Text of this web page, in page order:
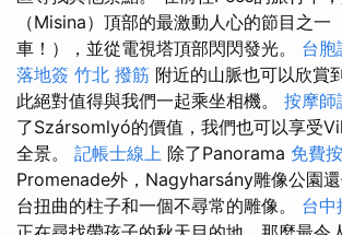
（Misina）頂部的最激動人心的節目之一
車！），並從電視塔頂部閃閃發光。 台胞
落地簽 竹北 撥筋 附近的山脈也可以欣賞
此絕對值得與我們一起乘坐相機。 按摩師
了Szársomlyó的價值，我們也可以享受
全景。 記帳士線上 除了Panorama 免費
Promenade外，Nagyharsány雕像公園
台扭曲的柱子和一個不尋常的雕像。 台中